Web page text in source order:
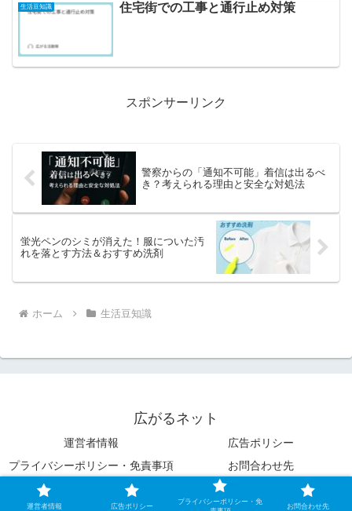
生活豆知識 住宅街での工事と通行止め対策
スポンサーリンク
警察からの「通知不可能」着信は出るべ
き？考えられる理由と安全な対処法
蛍光ペンのシミが消えた！服についた汚
れを落とす方法＆おすすめ洗剤
ホーム 生活豆知識
広がるネット
運営者情報
広告ポリシー
プライバシーポリシー・免責事項
お問合わせ先
© 2023 広がるネット.
運営者情報 広告ポリシー
プライバシーポリシー・免
お問合わせ先